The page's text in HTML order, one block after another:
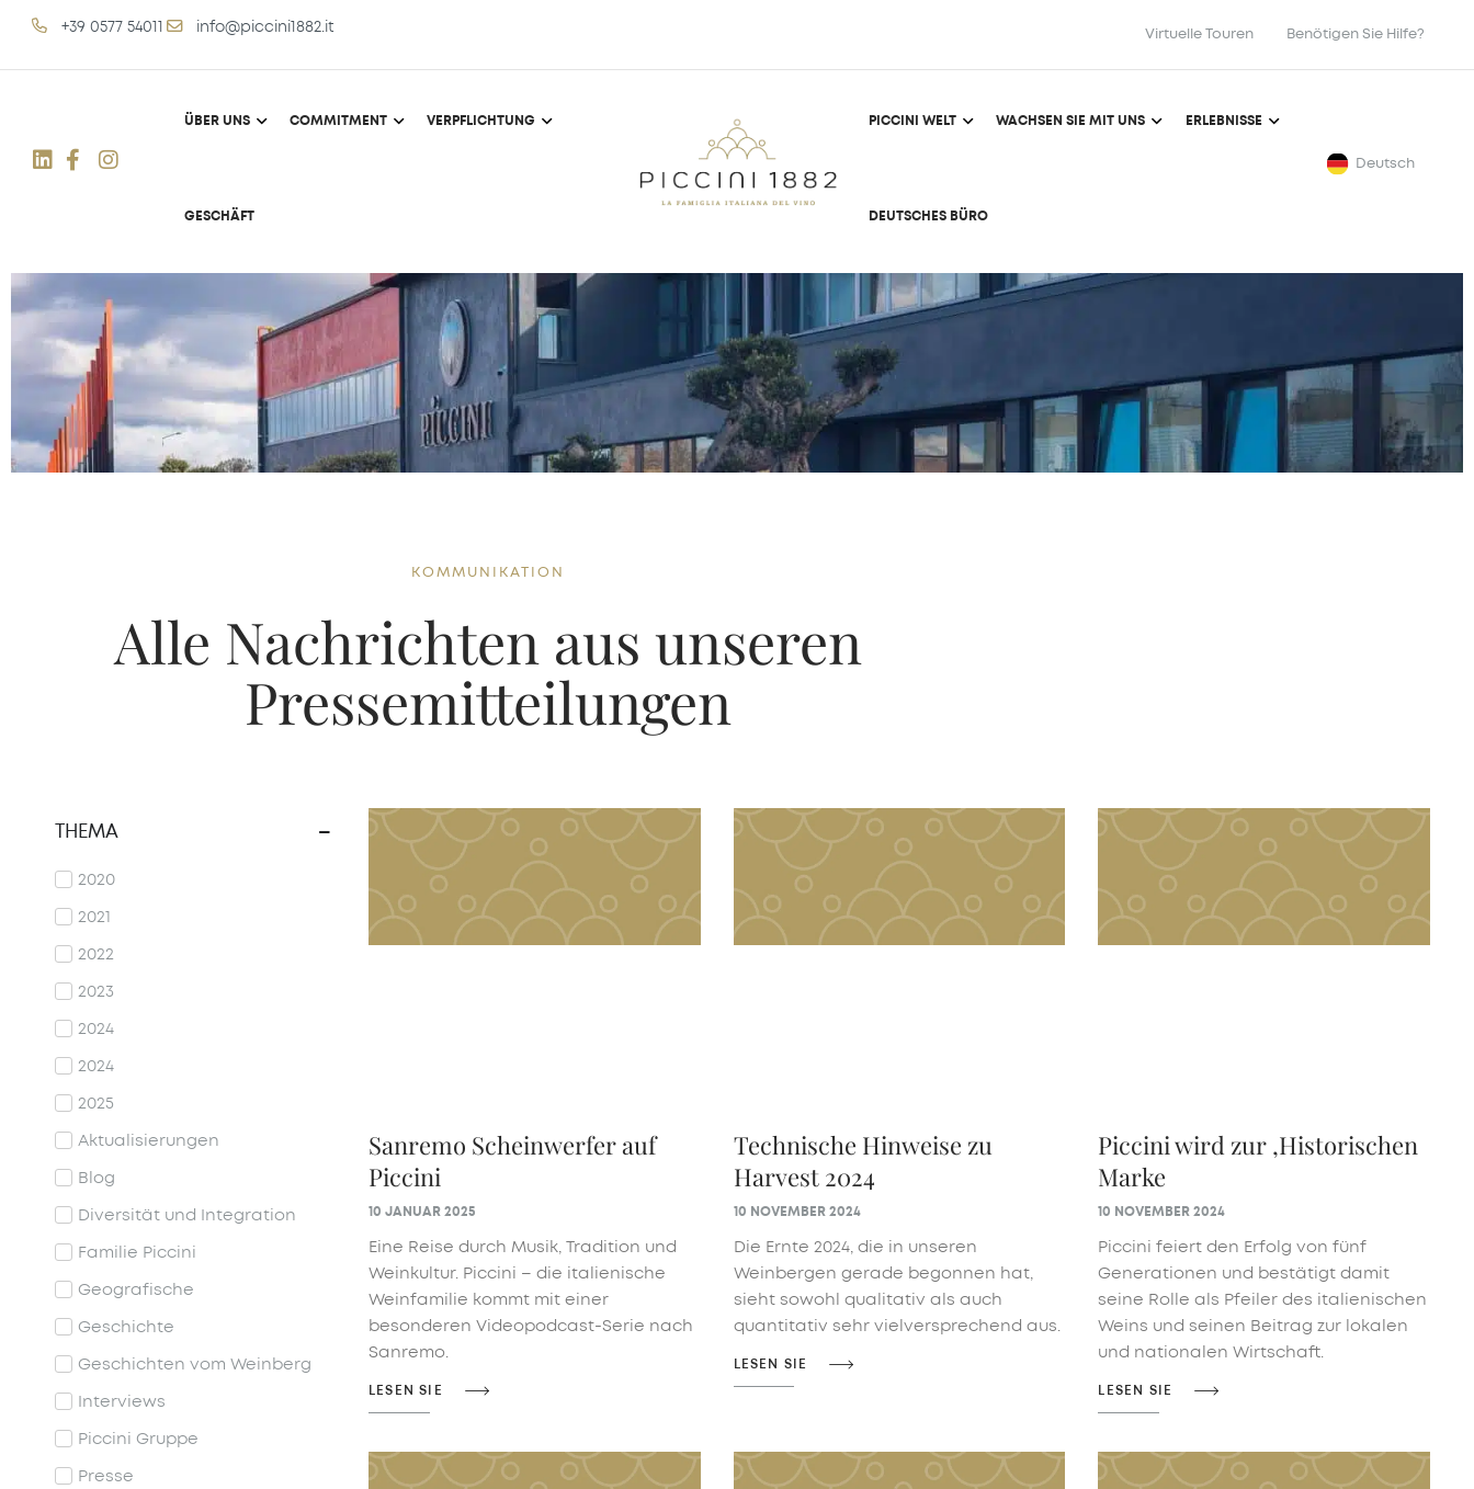
+39 0577 54011 info@piccini1882.it Virtuelle Touren Benötigen Sie Hilfe?
ÜBER UNS COMMITMENT VERPFLICHTUNG
GESCHÄFT
PICCINI WELT WACHSEN SIE MIT UNS ERLEBNISSE
DEUTSCHES BÜRO
Deutsch
Alle Nachrichten aus unseren
Pressemitteilungen
KOMMUNIKATION
THEMA
2020
2021
2022
2023
2024
2024
2025
Aktualisierungen
Blog
Diversität und Integration
Familie Piccini
Geografische
Geschichte
Geschichten vom Weinberg
Interviews
Piccini Gruppe
Presse
Sanremo Scheinwerfer auf
Piccini
10 JANUAR 2025
Eine Reise durch Musik, Tradition und
Weinkultur. Piccini – die italienische
Weinfamilie kommt mit einer
besonderen Videopodcast-Serie nach
Sanremo.
LESEN SIE
Technische Hinweise zu
Harvest 2024
10 NOVEMBER 2024
Die Ernte 2024, die in unseren
Weinbergen gerade begonnen hat,
sieht sowohl qualitativ als auch
quantitativ sehr vielversprechend aus.
LESEN SIE
Piccini wird zur ‚Historischen
Marke
10 NOVEMBER 2024
Piccini feiert den Erfolg von fünf
Generationen und bestätigt damit
seine Rolle als Pfeiler des italienischen
Weins und seinen Beitrag zur lokalen
und nationalen Wirtschaft.
LESEN SIE